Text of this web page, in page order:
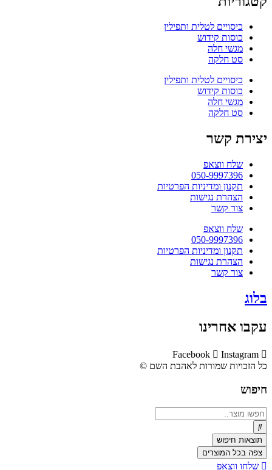
כיסויים לטלית ותפילין
כוסות קידוש
מגשי חלה
סט חלקה
כיסויים לטלית ותפילין
כוסות קידוש
מגשי חלה
סט חלקה
יצירת קשר
שלח ווצאפ
050-9997396
תקנון ומדיניות הפרטיות
הצהרת נגישות
צור קשר
שלח ווצאפ
050-9997396
תקנון ומדיניות הפרטיות
הצהרת נגישות
צור קשר
בלוג
עקבו אחרינו
Facebook
Instagram
כל הזכויות שמורות לאהבת השם ©​
חיפוש
Search
...
תוצאות חיפוש
צפה בכל המוצרים
שלחו ווצאפ